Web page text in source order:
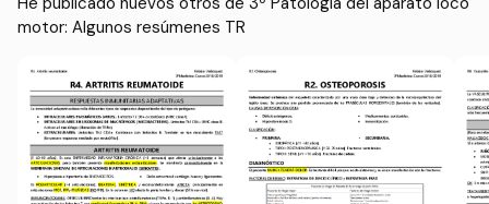
motor: Algunos resúmenes TR